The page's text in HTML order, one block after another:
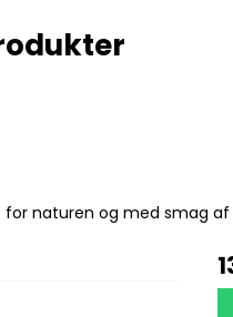
naturen og med smag